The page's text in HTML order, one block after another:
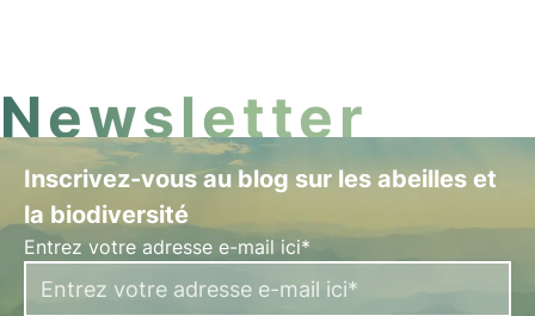
Newsletter
Inscrivez-vous au blog sur les abeilles et
la biodiversité
Entrez votre adresse e-mail ici*